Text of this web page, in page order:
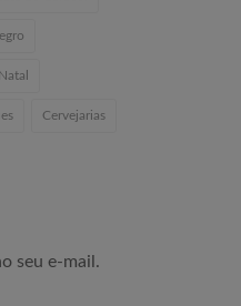
Cervejarias
seu e-mail.